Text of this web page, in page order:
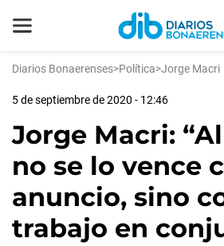
Diarios Bonaerenses>Política>Jorge Macri
5 de septiembre de 2020 - 12:46
Jorge Macri:
no se lo vence
anuncio, sino
trabajo en